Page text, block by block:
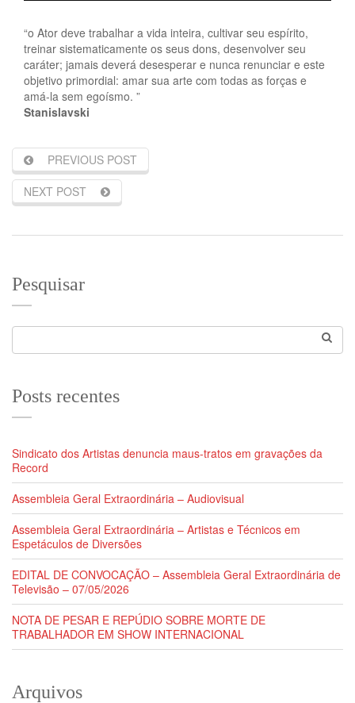
“o Ator deve trabalhar a vida inteira, cultivar seu espírito,
treinar sistematicamente os seus dons, desenvolver seu
caráter; jamais deverá desesperar e nunca renunciar e este
objetivo primordial: amar sua arte com todas as forças e
amá-la sem egoísmo. ”
Stanislavski
PREVIOUS POST
NEXT POST
Pesquisar
Posts recentes
Sindicato dos Artistas denuncia maus-tratos em gravações da
Record
Assembleia Geral Extraordinária – Audiovisual
Assembleia Geral Extraordinária – Artistas e Técnicos em
Espetáculos de Diversões
EDITAL DE CONVOCAÇÃO – Assembleia Geral Extraordinária de
Televisão – 07/05/2026
NOTA DE PESAR E REPÚDIO SOBRE MORTE DE
TRABALHADOR EM SHOW INTERNACIONAL
Arquivos